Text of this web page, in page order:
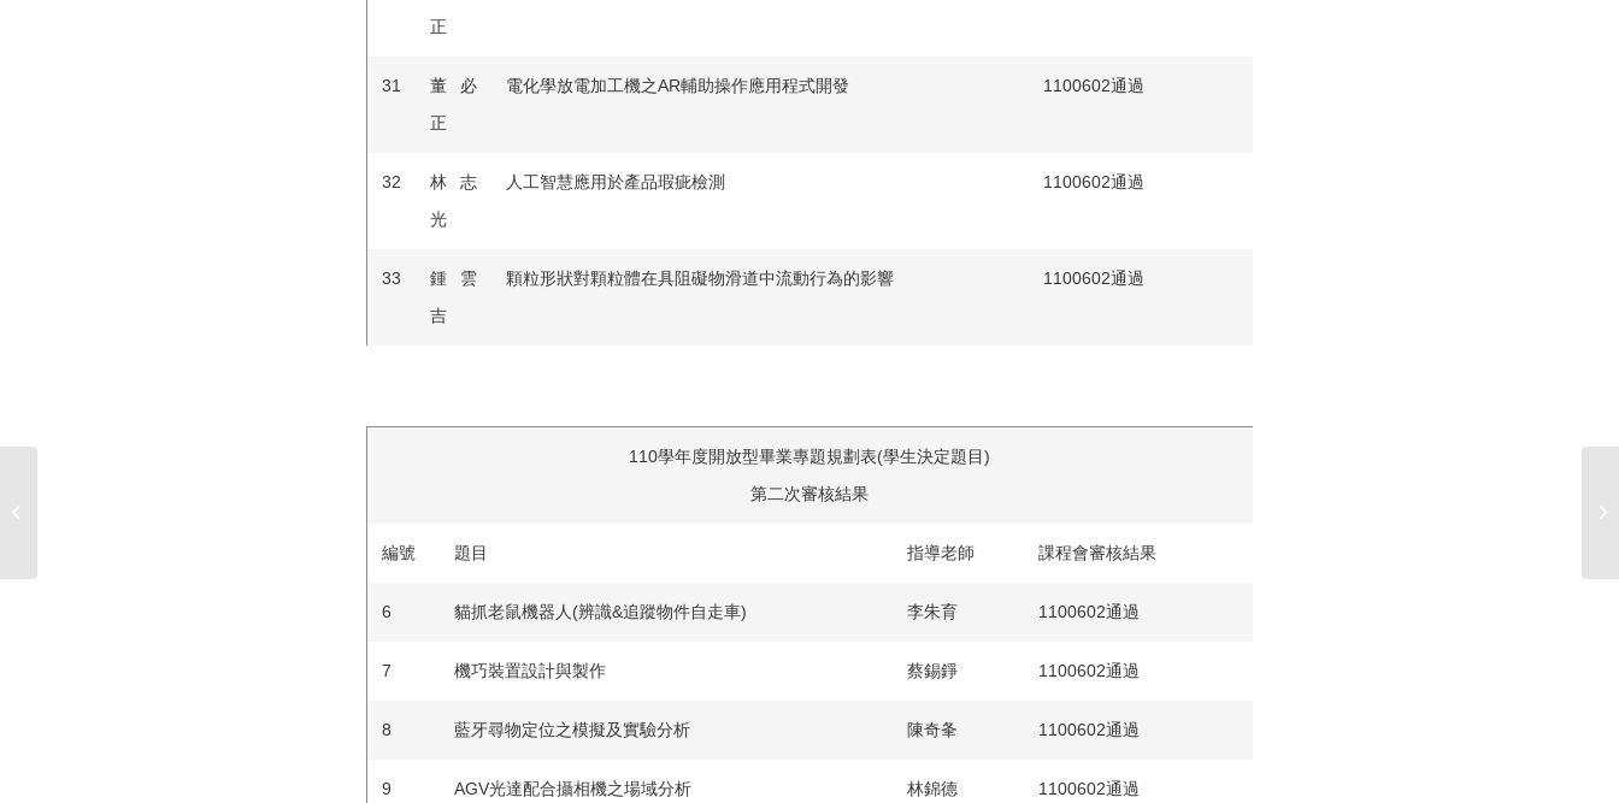
正
31
董必
正
電化學放電加工機之AR輔助操作應用程式開發 1100602通過
32
林志
光
人工智慧應用於產品瑕疵檢測 1100602通過
33
鍾雲
吉
顆粒形狀對顆粒體在具阻礙物滑道中流動行為的影響 1100602通過
110學年度開放型畢業專題規劃表(學生決定題目)
第二次審核結果
編號 題目 指導老師 課程會審核結果
6 貓抓老鼠機器人(辨識&追蹤物件自走車) 李朱育 1100602通過
7 機巧裝置設計與製作 蔡錫錚 1100602通過
8 藍牙尋物定位之模擬及實驗分析 陳奇夆 1100602通過
9 AGV光達配合攝相機之場域分析 林錦德 1100602通過